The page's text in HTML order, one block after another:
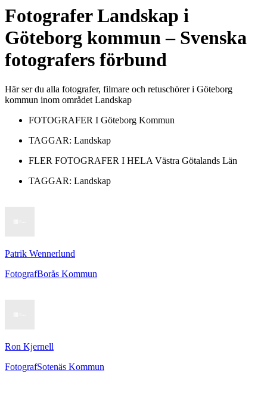
FotograferLandskap i
Göteborg kommun– Svenska
fotografers förbund
Här ser du alla fotografer, filmare och retuschörer i Göteborg
kommun inom området Landskap
FOTOGRAFER I Göteborg Kommun
TAGGAR: Landskap
FLER FOTOGRAFER I HELA Västra Götalands Län
TAGGAR: Landskap
Patrik Wennerlund
FotografBorås Kommun
Ron Kjernell
FotografSotenäs Kommun